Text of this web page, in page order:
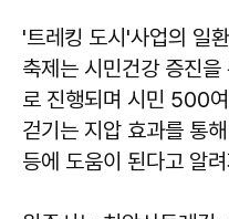
'트레킹 도시'사업의 일
축제는 시민건강 증진
로 진행되며 시민 500
걷기는 지압 효과를 통
등에 도움이 된다고 알